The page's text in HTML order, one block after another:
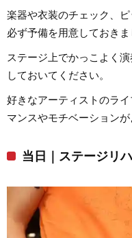
楽器や衣装のチェック、
必ず予備を用意しておきま
ステージ上でかっこよく
しておいてください。
好きなアーティストのラ
マンスやモチベーションが
当日｜ステージリ